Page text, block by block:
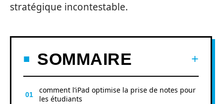
stratégique incontestable.
SOMMAIRE
comment l’iPad optimise la prise de notes pour
les étudiants